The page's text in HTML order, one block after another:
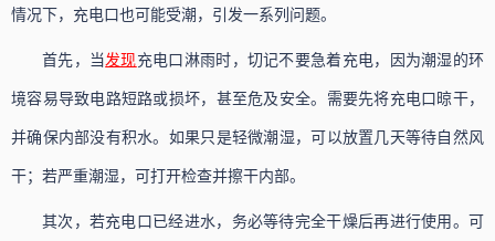
情况下，充电口也可能受潮，引发一系列问题。
首先，当发现充电口淋雨时，切记不要急着充电，因为潮湿的环
境容易导致电路短路或损坏，甚至危及安全。需要先将充电口晾干，
并确保内部没有积水。如果只是轻微潮湿，可以放置几天等待自然风
干；若严重潮湿，可打开检查并擦干内部。
其次，若充电口已经进水，务必等待完全干燥后再进行使用。可